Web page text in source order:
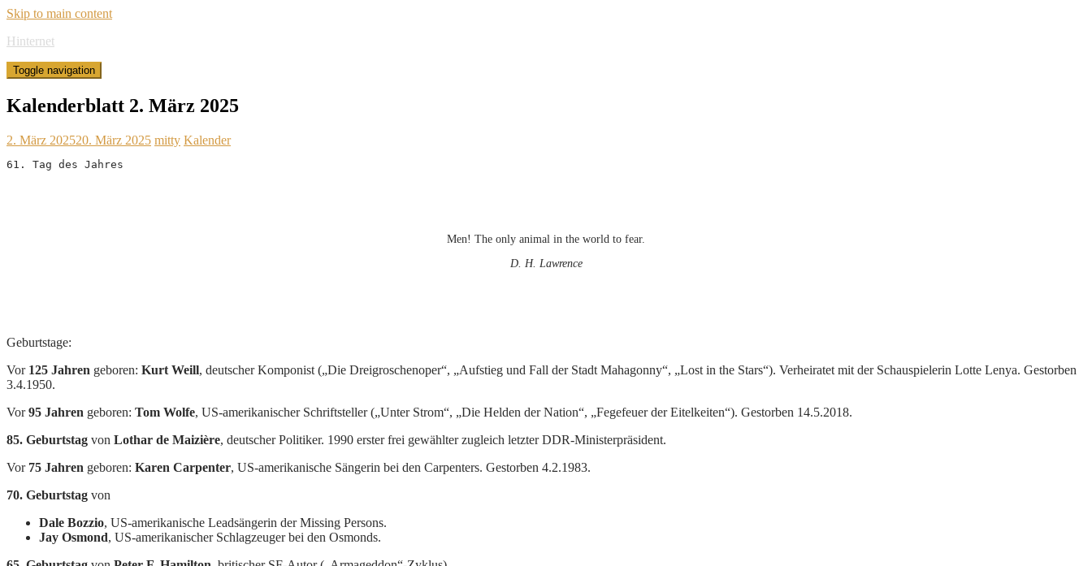
Skip to main content
Hinternet
Toggle navigation
Kalenderblatt 2. März 2025
2. März 202520. März 2025 mitty Kalender
61. Tag des Jahres
Men! The only animal in the world to fear.
D. H. Lawrence
Geburtstage:
Vor 125 Jahren geboren: Kurt Weill, deutscher Komponist („Die Dreigroschenoper“, „Aufstieg und Fall der Stadt Mahagonny“, „Lost in the Stars“). Verheiratet mit der Schauspielerin Lotte Lenya. Gestorben
3.4.1950.
Vor95 Jahren geboren: Tom Wolfe, US-amerikanischer Schriftsteller („Unter Strom“, „Die Helden der Nation“, „Fegefeuer der Eitelkeiten“). Gestorben 14.5.2018.
85. Geburtstag von Lothar de Maizière, deutscher Politiker. 1990 erster frei gewählter zugleich letzter DDR-Ministerpräsident.
Vor 75 Jahren geboren: Karen Carpenter, US-amerikanische Sängerin bei den Carpenters. Gestorben 4.2.1983.
70. Geburtstag von
Dale Bozzio, US-amerikanische Leadsängerin der Missing Persons.
Jay Osmond, US-amerikanischer Schlagzeuger bei den Osmonds.